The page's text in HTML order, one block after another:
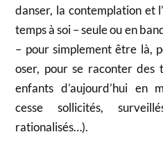
danser, la contemplation et
temps à soi – seule ou en
– pour simplement être là,
oser, pour se raconter des
enfants d’aujourd’hui en
cesse sollicités,
rationalisés…).